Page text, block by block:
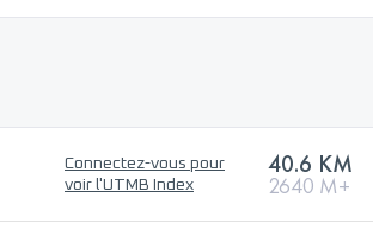
Connectez-vous pour
voir l'UTMB Index
40.6 KM
2640 M+